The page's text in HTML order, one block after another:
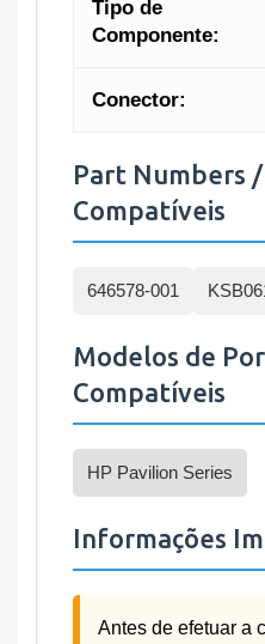
Tipo de
Componente:
Conector:
Part Numbers
Compatíveis
646578-001
Modelos de
Compatíveis
HP Pavilion Series
Informações
Antes de efetuar a